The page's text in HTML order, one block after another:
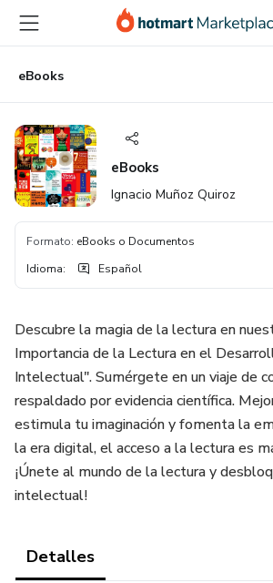
principal
página
de
página
eBooks
eBooks
Ignacio Muñoz Quiroz
Formato: eBooks o Documentos
Idioma: Español
Descubre la magia de la lectura en
Importancia de la Lectura en el
Intelectual". Sumérgete en un viaje de
respaldado por evidencia científica.
estimula tu imaginación y fomenta la
la era digital, el acceso a la lectura es
¡Únete al mundo de la lectura y
intelectual!
Detalles